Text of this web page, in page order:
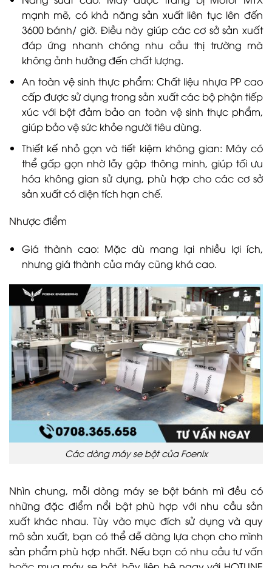
mạnh mẽ, có khả năng sản xuất liên tục lên đến
3600 bánh/ giờ. Điều này giúp các cơ sở sản xuất
đáp ứng nhanh chóng nhu cầu thị trường mà
không ảnh hưởng đến chất lượng.
An toàn vệ sinh thực phẩm: Chất liệu nhựa PP cao
cấp được sử dụng trong sản xuất các bộ phận tiếp
xúc với bột đảm bảo an toàn vệ sinh thực phẩm,
giúp bảo vệ sức khỏe người tiêu dùng.
Thiết kế nhỏ gọn và tiết kiệm không gian: Máy có
thể gấp gọn nhờ lẫy gập thông minh, giúp tối ưu
hóa không gian sử dụng, phù hợp cho các cơ sở
sản xuất có diện tích hạn chế.
Nhược điểm
Giá thành cao: Mặc dù mang lại nhiều lợi ích,
nhưng giá thành của máy cũng khá cao.
Các dòng máy se bột của Foenix
Nhìn chung, mỗi dòng máy se bột bánh mì đều có
những đặc điểm nổi bật phù hợp với nhu cầu sản
xuất khác nhau. Tùy vào mục đích sử dụng và quy
mô sản xuất, bạn có thể dễ dàng lựa chọn cho mình
sản phẩm phù hợp nhất. Nếu bạn có nhu cầu tư vấn